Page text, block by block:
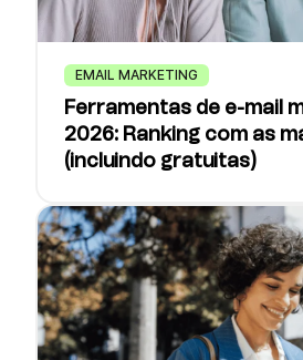
EMAIL MARKETING
Ferramentas de e-mail
2026: Ranking com as
(incluindo gratuitas)